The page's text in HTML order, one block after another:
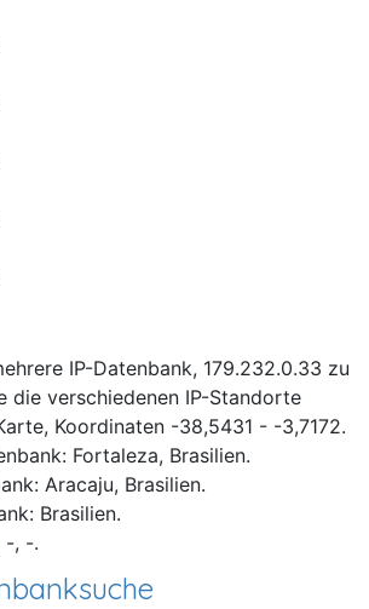
IP-Datenbank, 179.232.0.33 zu
die verschiedenen IP-Standorte
Koordinaten -38,5431 - -3,7172.
Fortaleza, Brasilien.
Aracaju, Brasilien.
Brasilien.
-, -.